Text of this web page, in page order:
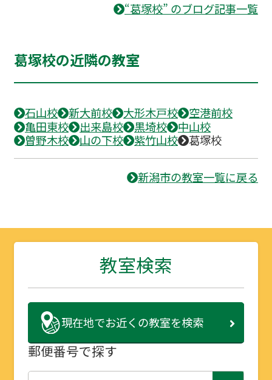
“葛塚校” のブログ記事一覧
葛塚校の近隣の教室
石山校 新大前校 大形木戸校
空港前校
亀田東校
出来島校 黒埼校
中山校
曽野木校
山の下校 紫竹山校 葛塚校
新潟市の教室一覧に戻る
教室検索
現在地でお近くの教室を検索
郵便番号で探す